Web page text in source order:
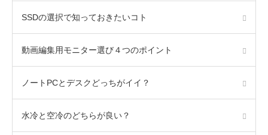
SSDの選択で知っておきたいコト
動画編集用モニター選び４つのポイント
ノートPCとデスクどっちがイイ？
水冷と空冷のどちらが良い？